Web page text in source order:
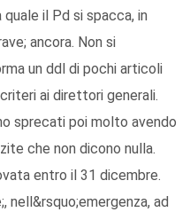
il Pd si spacca, in
ancora. Non si
un ddl di pochi articoli
ai direttori generali.
sprecati poi molto avendo
che non dicono nulla.
entro il 31 dicembre.
nell&rsquo;emergenza, ad